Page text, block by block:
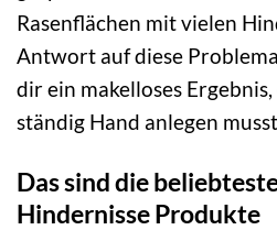
Rasenflächen mit vielen
Antwort auf diese
dir ein makelloses
ständig Hand anlegen
Das sind die
Hindernisse Produkte